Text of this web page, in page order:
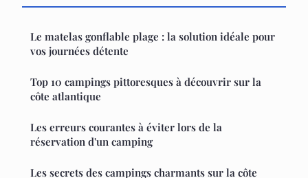
Le matelas gonflable plage : la solution idéale pour
vos journées détente
Top 10 campings pittoresques à découvrir sur la
côte atlantique
Les erreurs courantes à éviter lors de la
réservation d'un camping
Les secrets des campings charmants sur la côte